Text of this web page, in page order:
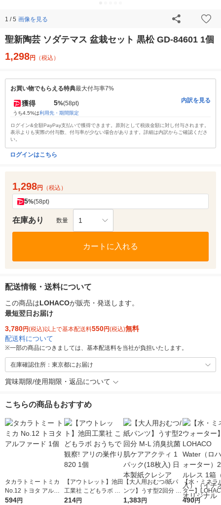
1 / 5 画像を見る
聖新陶芸 ソダテマス 盆栽セット 黒松 GD-84601 1個
1,298円 （税込）
お買い物でもらえる特典最大付与率7%
獲得 5%(58pt)
うち4.5%は利用先・期間限定
内訳を見る
ログイン&全額PayPay支払いで獲得できます。原則として税抜金額に対し付与されます。
表示よりも実際の付与数、付与率が少ない場合があります。詳細は内訳からご確認くださ
い。
ログインはこちら
1,298円 （税込）
5%(58pt)
在庫あり 数量 1
カートに入れる
配送情報・送料について
この商品はLOHACOが販売・発送します。
最短翌日お届け
3,780円(税込)以上で基本配送料550円(税込)無料
配送料について
※一部の商品につきましては、基本配送料を当社が負担いたします。
在庫確認住所：東京都にお届け
賞味期限/使用期限・返品について
こちらの商品もおすすめ
タカラトミー トミカ
No.12 トヨタ アルフ
ァード 1個
594円
【アウトレット】池田
工業社 こどもラボ お
うちで観察! アリの巣
214円
【大人用おむつ/紙パ
ンツ】うす型2回分 M-
L 消臭抗菌 肌ケアア
1,383円
【水・ミネラ
ター】
r（ロハコウ
490円